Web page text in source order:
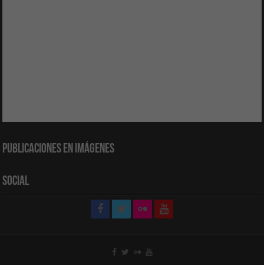
Publicaciones en Imágenes
Social